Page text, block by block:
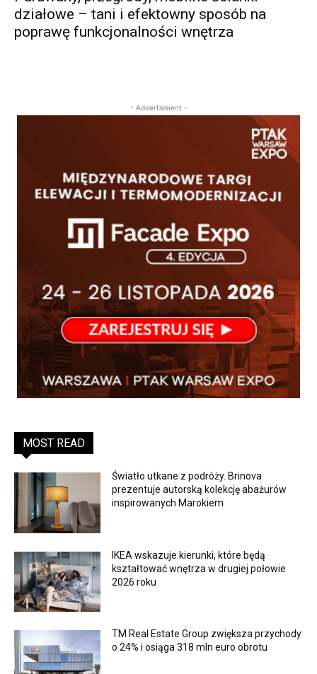
działowe – tani i efektowny sposób na
poprawę funkcjonalności wnętrza
- Advertisment -
MOST READ
Światło utkane z podróży. Brinova
prezentuje autorską kolekcję abażurów
inspirowanych Marokiem
IKEA wskazuje kierunki, które będą
kształtować wnętrza w drugiej połowie
2026 roku
TM Real Estate Group zwiększa przychody
o 24% i osiąga 318 mln euro obrotu